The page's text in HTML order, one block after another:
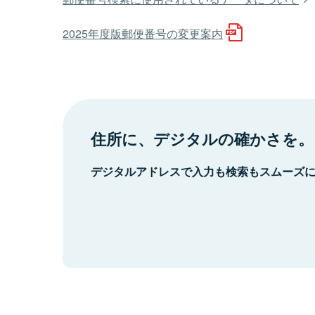
2025年度版郵便番号の変更案内
住所に、デジタルの確かさを。
デジタルアドレスで入力も検索もスムーズ